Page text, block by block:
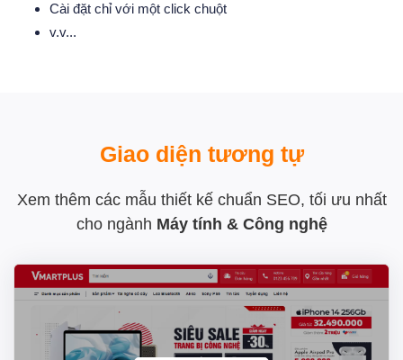
Cài đặt chỉ với một click chuột
v.v...
Giao diện tương tự
Xem thêm các mẫu thiết kế chuẩn SEO, tối ưu nhất
cho ngành Máy tính & Công nghệ